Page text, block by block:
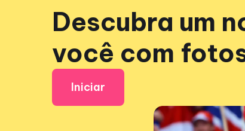
Descubra um
você com
Iniciar